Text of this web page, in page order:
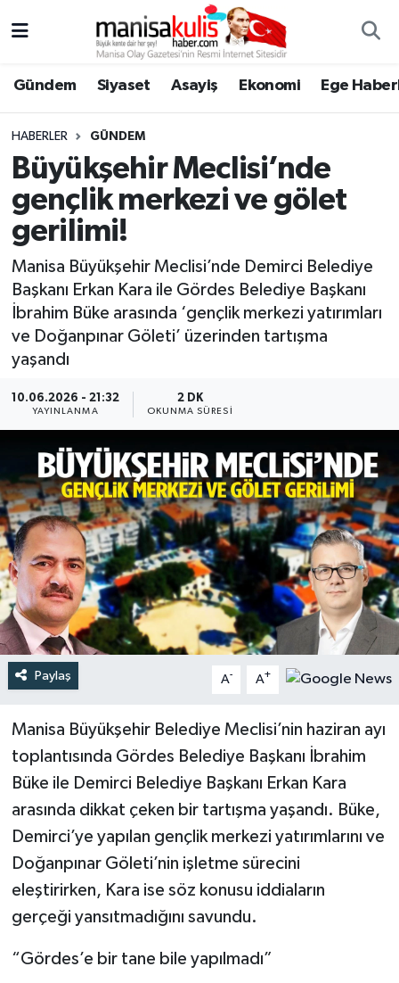
Gündem Siyaset Asayiş Ekonomi Ege
HABERLER GÜNDEM
Büyükşehir Meclisi’nde
gençlik merkezi ve gölet
gerilimi!
Manisa Büyükşehir Meclisi’nde Demirci Belediye
Başkanı Erkan Kara ile Gördes Belediye Başkanı
İbrahim Büke arasında ‘gençlik merkezi yatırımları
ve Doğanpınar Göleti’ üzerinden tartışma
yaşandı
10.06.2026 - 21:32
YAYINLANMA
2 DK
OKUNMA SÜRESI
Paylaş A- A+
Manisa Büyükşehir Belediye Meclisi’nin haziran ayı
toplantısında Gördes Belediye Başkanı İbrahim
Büke ile Demirci Belediye Başkanı Erkan Kara
arasında dikkat çeken bir tartışma yaşandı. Büke,
Demirci’ye yapılan gençlik merkezi yatırımlarını ve
Doğanpınar Göleti’nin işletme sürecini
eleştirirken, Kara ise söz konusu iddiaların
gerçeği yansıtmadığını savundu.
“Gördes’e bir tane bile yapılmadı”
Ege Haberleri
Ekonomi
Genel
Resmi İlan
Siyaset
Türkiye
Yaşam
Yunusemre Hava Durumu
Yunusemre Trafik Yoğunluk Haritası
Süper Lig Puan Durumu ve Fikstür
Son Dakika Haberleri
Haber Arşivi